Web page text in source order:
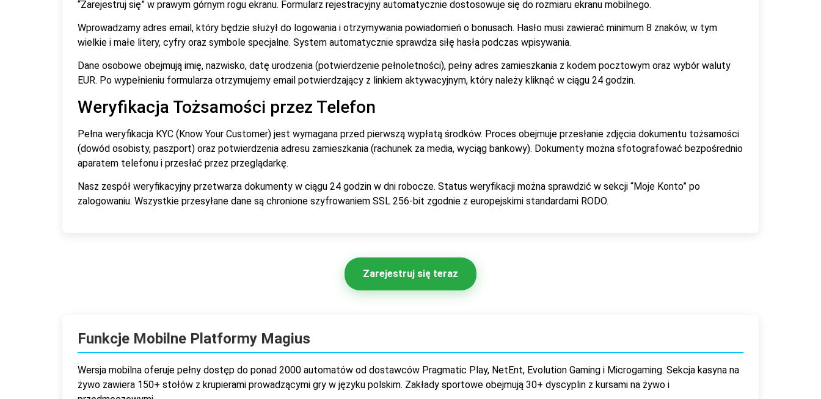
“Zarejestruj się” w prawym górnym rogu ekranu. Formularz rejestracyjny automatycznie dostosowuje się do rozmiaru ekranu mobilnego.
Wprowadzamy adres email, który będzie służył do logowania i otrzymywania powiadomień o bonusach. Hasło musi zawierać minimum 8 znaków, w tym
wielkie i małe litery, cyfry oraz symbole specjalne. System automatycznie sprawdza siłę hasła podczas wpisywania.
Dane osobowe obejmują imię, nazwisko, datę urodzenia (potwierdzenie pełnoletności), pełny adres zamieszkania z kodem pocztowym oraz wybór waluty
EUR. Po wypełnieniu formularza otrzymujemy email potwierdzający z linkiem aktywacyjnym, który należy kliknąć w ciągu 24 godzin.
Weryfikacja Tożsamości przez Telefon
Pełna weryfikacja KYC (Know Your Customer) jest wymagana przed pierwszą wypłatą środków. Proces obejmuje przesłanie zdjęcia dokumentu tożsamości
(dowód osobisty, paszport) oraz potwierdzenia adresu zamieszkania (rachunek za media, wyciąg bankowy). Dokumenty można sfotografować bezpośrednio
aparatem telefonu i przesłać przez przeglądarkę.
Nasz zespół weryfikacyjny przetwarza dokumenty w ciągu 24 godzin w dni robocze. Status weryfikacji można sprawdzić w sekcji “Moje Konto” po
zalogowaniu. Wszystkie przesyłane dane są chronione szyfrowaniem SSL 256-bit zgodnie z europejskimi standardami RODO.
Zarejestruj się teraz
Funkcje Mobilne Platformy Magius
Wersja mobilna oferuje pełny dostęp do ponad 2000 automatów od dostawców Pragmatic Play, NetEnt, Evolution Gaming i Microgaming. Sekcja kasyna na
żywo zawiera 150+ stołów z krupierami prowadzącymi gry w języku polskim. Zakłady sportowe obejmują 30+ dyscyplin z kursami na żywo i